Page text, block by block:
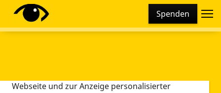
Spenden
Diese Webseite setzt verschiedene Cookies und
Tracking-Tools ein. Dies beinhaltet Cookies und
Webseite und zur Anzeige personalisierter